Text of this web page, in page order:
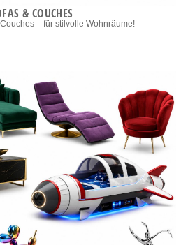
& COUCHES
– für stilvolle Wohnräume!